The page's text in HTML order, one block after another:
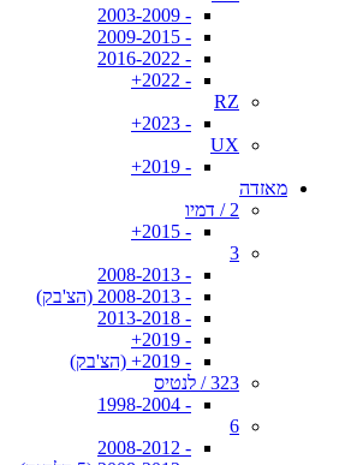
- 2003-2009
- 2009-2015
- 2016-2022
- 2022+
RZ
- 2023+
UX
- 2019+
מאזדה
2 / דמיו
- 2015+
3
- 2008-2013
- 2008-2013 (הצ'בק)
- 2013-2018
- 2019+
- 2019+ (הצ'בק)
323 / לנטיס
- 1998-2004
6
- 2008-2012